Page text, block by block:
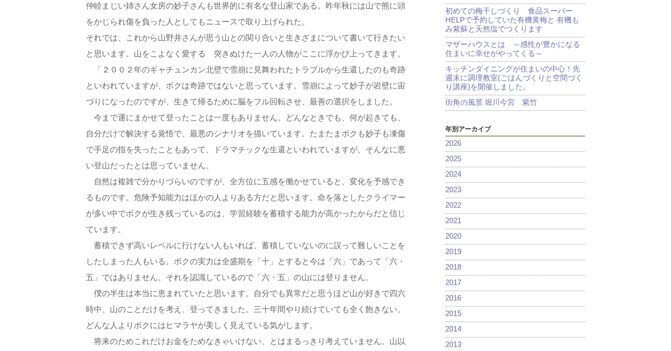
仲睦まじい姉さん女房の妙子さんも世界的に有名な登山家である。昨年秋には山で熊に頭
をかじられ傷を負った人としてもニュースで取り上げられた。
それでは、これから山野井さんが思う山との関り合いと生きざまについて書いて行きたい
と思います。山をこよなく愛する 突きぬけた一人の人物がここに浮かび上ってきます。
「２００２年のギャチュンカン北壁で雪崩に見舞われたトラブルから生還したのも奇跡
といわれていますが、ボクは奇跡ではないと思っています。雪崩によって妙子が岩壁に宙
づりになったのですが、生きて帰るために脳をフル回転させ、最善の選択をしました。
今まで運にまかせて登ったことは一度もありません。どんなときでも、何が起きても、
自分だけで解決する覚悟で、最悪のシナリオを描いています。たまたまボクも妙子も凍傷
で手足の指を失ったこともあって、ドラマチックな生還といわれていますが、そんなに悪
い登山だったとは思っていません。
自然は複雑で分かりづらいのですが、全方位に五感を働かせていると、変化を予感でき
るものです。危険予知能力はほかの人よりある方だと思います。命を落としたクライマー
が多い中でボクが生き残っているのは、学習経験を蓄積する能力が高かったからだと信じ
ています。
蓄積できず高いレベルに行けない人もいれば、蓄積していないのに誤って難しいことを
したしまった人もいる。ボクの実力は全盛期を「十」とすると今は「六」であって「六・
五」ではありません。それを認識しているので「六・五」の山には登りません。
僕の半生は本当に恵まれていたと思います。自分でも異常だと思うほど山が好きで四六
時中、山のことだけを考え、登ってきました。三十年間やり続けていても全く飽きない。
どんな人よりボクにはヒマラヤが美しく見えている気がします。
将来のためこれだけお金をためなきゃいけない、とはまるっきり考えていません。山以
初めての梅干しづくり 食品スーパー
HELPで予約していた有機黄梅と 有機も
み紫蘇と天然塩でつくります
マザーハウスとは ～感性が豊かになる
住まいに幸せがやってくる～
キッチンダイニングが住まいの中心！先
週末に調理教室(ごはんづくりと空間づく
り講座)を開催しました。
街角の風景 堀川今宮 紫竹
年別アーカイブ
2026
2025
2024
2023
2022
2021
2020
2019
2018
2017
2016
2015
2014
2013